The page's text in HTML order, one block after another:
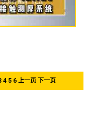
4 5 6 上一页 下一页